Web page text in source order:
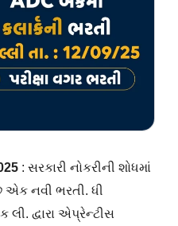
: સરકારી નોકરીની શોધમાં
એક નવી ભરતી. ધી
લી. દ્વારા એપ્રેન્ટીસ